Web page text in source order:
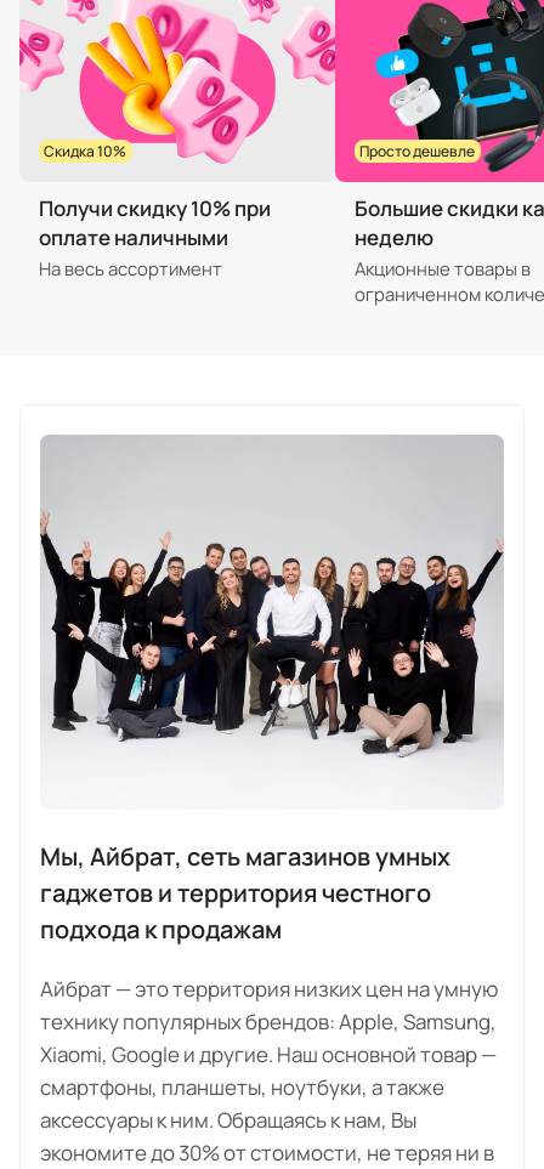
Скидка 10%
Получи скидку 10% при
оплате наличными
На весь ассортимент
Просто дешевле
Большие скидки
неделю
Акционные товары в
ограниченном
Мы, Айбрат, сеть магазинов умных
гаджетов и территория честного
подхода к продажам
Айбрат — это территория низких цен на умную
технику популярных брендов: Apple, Samsung,
Xiaomi, Google и другие. Наш основной товар —
смартфоны, планшеты, ноутбуки, а также
аксессуары к ним. Обращаясь к нам, Вы
экономите до 30% от стоимости, не теряя ни в